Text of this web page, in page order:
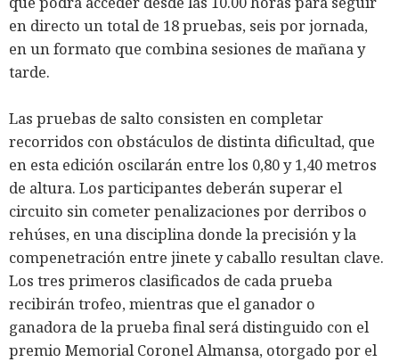
en directo un total de 18 pruebas, seis por jornada,
en un formato que combina sesiones de mañana y
tarde.
Las pruebas de salto consisten en completar
recorridos con obstáculos de distinta dificultad, que
en esta edición oscilarán entre los 0,80 y 1,40 metros
de altura. Los participantes deberán superar el
circuito sin cometer penalizaciones por derribos o
rehúses, en una disciplina donde la precisión y la
compenetración entre jinete y caballo resultan clave.
Los tres primeros clasificados de cada prueba
recibirán trofeo, mientras que el ganador o
ganadora de la prueba final será distinguido con el
premio Memorial Coronel Almansa, otorgado por el